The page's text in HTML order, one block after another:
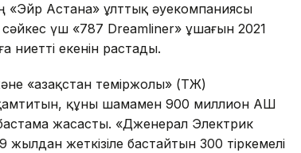
«Эйр Астана» ұлттық әуекомпаниясы
үш «787 Dreamliner» ұшағын 2021
ниетті екенін растады.
«Қазақстан теміржолы» (ҚТЖ)
құны шамамен 900 миллион АҚШ
жасасты. «Дженерал Электрик
жеткізіле бастайтын 300 тіркемелі